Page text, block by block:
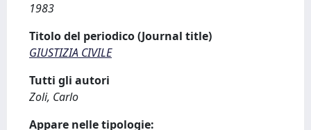
1983
Titolo del periodico (Journal title)
GIUSTIZIA CIVILE
Tutti gli autori
Zoli, Carlo
Appare nelle tipologie: